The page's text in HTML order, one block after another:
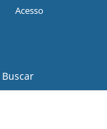
Buscar
Acesso